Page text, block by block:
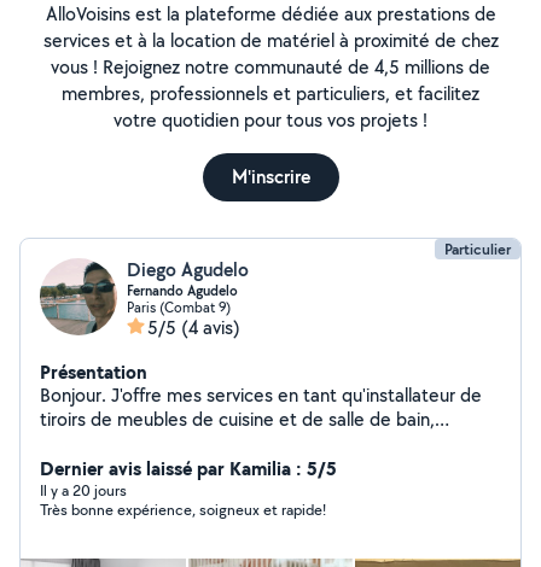
AlloVoisins est la plateforme dédiée aux prestations de
services et à la location de matériel à proximité de chez
vous ! Rejoignez notre communauté de 4,5 millions de
membres, professionnels et particuliers, et facilitez
votre quotidien pour tous vos projets !
M'inscrire
Particulier
Diego Agudelo
Fernando Agudelo
Paris (Combat 9)
5/5 (4 avis)
Présentation
Bonjour. J'offre mes services en tant qu'installateur de
tiroirs de meubles de cuisine et de salle de bain,
construction et la décoration de la maison.
Dernier avis laissé par Kamilia : 5/5
Il y a 20 jours
Très bonne expérience, soigneux et rapide!